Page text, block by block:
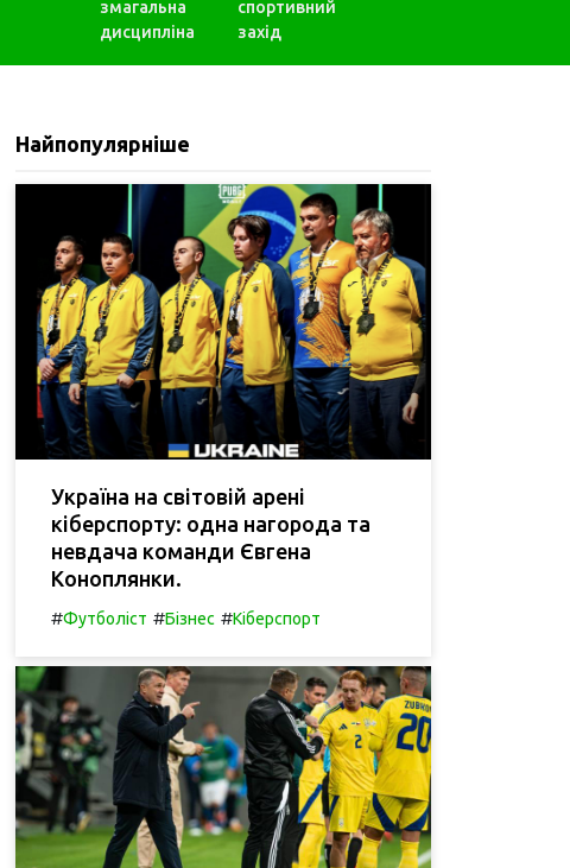
змагальна
дисципліна
спортивний
захід
Найпопулярніше
Україна на світовій арені
кіберспорту: одна нагорода та
невдача команди Євгена
Коноплянки.
#Футболіст #Бізнес #Кіберспорт